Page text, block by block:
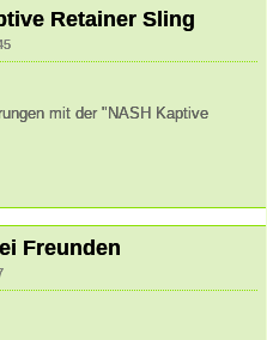
Retainer Sling
mit der "NASH Kaptive
Freunden